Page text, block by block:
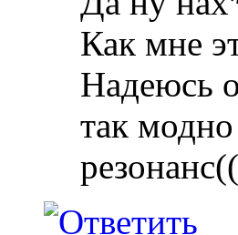
Как мне
Надеюсь
так